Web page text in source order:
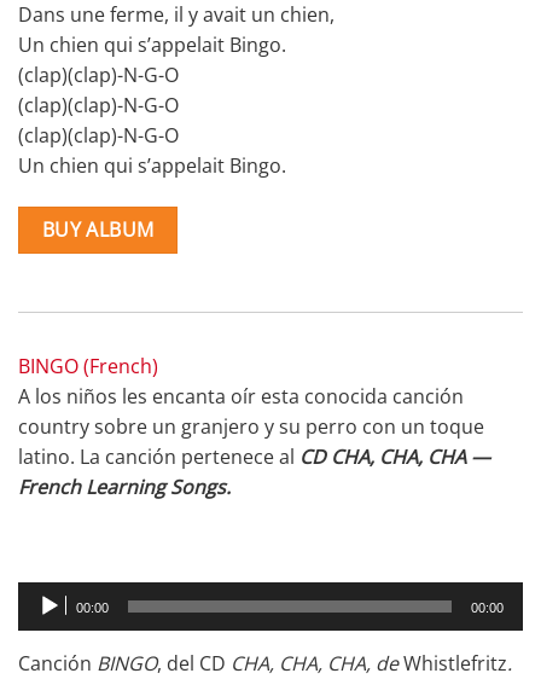
Dans une ferme, il y avait un chien,
Un chien qui s’appelait Bingo.
(clap)(clap)-N-G-O
(clap)(clap)-N-G-O
(clap)(clap)-N-G-O
Un chien qui s’appelait Bingo.
BUY ALBUM
BINGO (French)
A los niños les encanta oír esta conocida canción
country sobre un granjero y su perro con un toque
latino. La canción pertenece al CD CHA, CHA, CHA —
French Learning Songs.
Reproductor
de
audio
00:00 00:00
Canción BINGO, del CD CHA, CHA, CHA, deWhistlefritz.